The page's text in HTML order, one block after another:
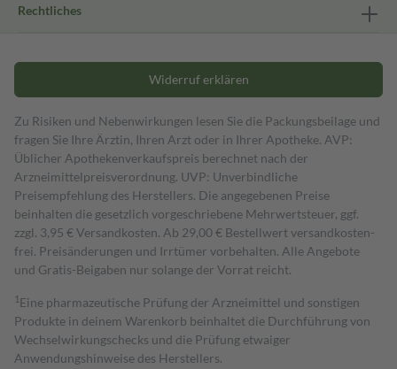
Rechtliches
Widerruf erklären
Zu Risiken und Nebenwirkungen lesen Sie die Packungsbeilage und
fragen Sie Ihre Ärztin, Ihren Arzt oder in Ihrer Apotheke. AVP:
Üblicher Apothekenverkaufspreis berechnet nach der
Arzneimittelpreisverordnung. UVP: Unverbindliche
Preisempfehlung des Herstellers. Die angegebenen Preise
beinhalten die gesetzlich vorgeschriebene Mehrwertsteuer, ggf.
zzgl. 3,95 € Versandkosten. Ab 29,00 € Bestell­wert versand­kosten­
frei. Preisänderungen und Irrtümer vorbehalten. Alle Angebote
und Gratis-Beigaben nur solange der Vorrat reicht.
1 Eine pharmazeutische Prüfung der Arzneimittel und sonstigen
Produkte in deinem Warenkorb beinhaltet die Durchführung von
Wechselwirkungschecks und die Prüfung etwaiger
Anwendungshinweise des Herstellers.